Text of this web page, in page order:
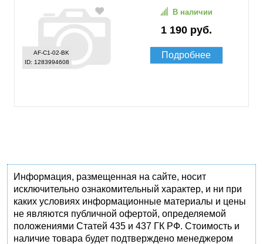
AF-C1-02-BK
ID: 1283994608
1 190 руб.
В наличии
Подробнее
Информация, размещенная на сайте, носит
исключительно ознакомительный характер, и ни при
каких условиях информационные материалы и цены
не являются публичной офертой, определяемой
положениями Статей 435 и 437 ГК РФ. Стоимость и
наличие товара будет подтверждено менеджером